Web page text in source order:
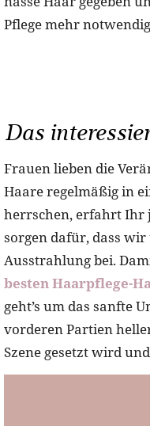
Pflege mehr
Das
Frauen lieben die
Haare regelmäßig in
herrschen, erfahrt Ihr
sorgen dafür, dass
Ausstrahlung bei.
besten Haarpflege-
geht’s um das sanfte
vorderen Partien
Szene gesetzt wird